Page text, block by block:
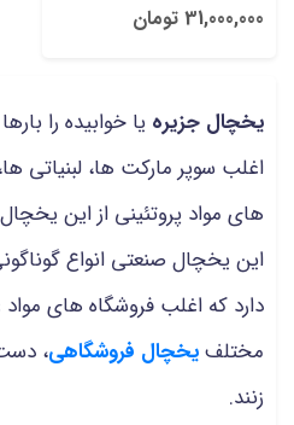
31,000,000 تومان
یخچال جزیره یا خوابیده را
اغلب سوپر مارکت ها، لبنیاتی
های مواد پروتئینی از این
این یخچال صنعتی انواع
دارد که اغلب فروشگاه های
مختلفیخچال فروشگاهی،
زنند.